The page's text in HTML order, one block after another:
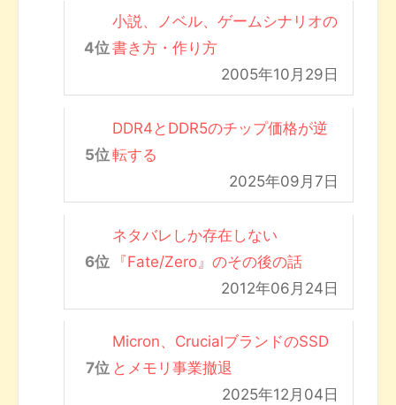
小説、ノベル、ゲームシナリオの
書き方・作り方
2005年10月29日
DDR4とDDR5のチップ価格が逆
転する
2025年09月7日
ネタバレしか存在しない
『Fate/Zero』のその後の話
2012年06月24日
Micron、CrucialブランドのSSD
とメモリ事業撤退
2025年12月04日